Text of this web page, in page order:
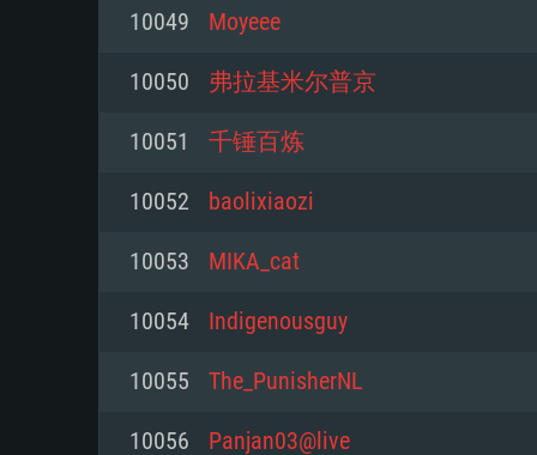
Mínimo
77XX / NVIDIA GeForce GTX
mínima suportada: 720p
Mínimo
mais recente
Processador: Core i5 2.2GHz
não suportado)
Memória: 6 GB
Placa Gráfica: Intel Iris Pro 5200
Mínimo
do Linux de 64bit
Processador: Dual-Core 2.4 GHz
Memória: 4 GB
Placa Gráfica: NVIDIA 660 com
recentes (não mais de 6
10049 Moyeee
10050 弗拉基米尔普京
10051 千锤百炼
10052 baolixiaozi
10053 MIKA_cat
10054 Indigenousguy
10055 The_PunisherNL
10056 Panjan03@live